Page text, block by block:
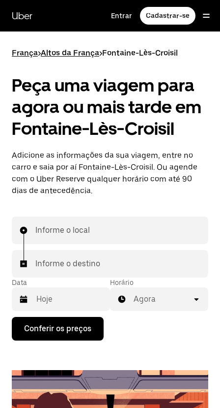
para
conteúdo
Uber Entrar Cadastrar-se
França>Altos da França>Fontaine-Lès-Croisil
Peça uma viagem para
agora ou mais tarde em
Fontaine-Lès-Croisil
Adicione as informações da sua viagem, entre no
carro e saia por aí Fontaine-Lès-Croisil. Ou agende
com o Uber Reserve qualquer horário com até 90
dias de antecedência.
Informe o local
Informe o destino
Data
Pressione
seta
interagir
o
calendário
Horário
Agora
Conferir os preços